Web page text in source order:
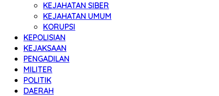
KEJAHATAN SIBER
KEJAHATAN UMUM
KORUPSI
KEPOLISIAN
KEJAKSAAN
PENGADILAN
MILITER
POLITIK
DAERAH